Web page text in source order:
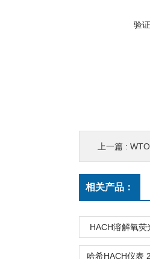
验
上一篇 :
相关产品：
HACH溶解氧